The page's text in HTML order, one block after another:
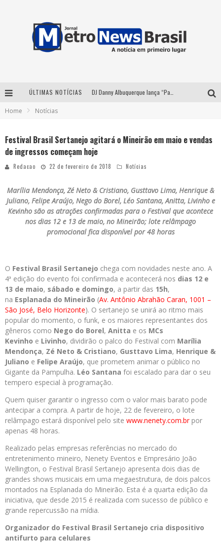
ÚLTIMAS NOTÍCIAS
Home Notícias
Festival Brasil Sertanejo agitará o Mineirão em maio e vendas
de ingressos começam hoje
Redacao 22 de fevereiro de 2018 Notícias
Marília Mendonça, Zé Neto & Cristiano, Gusttavo Lima, Henrique &
Juliano, Felipe Araújo, Nego do Borel, Léo Santana, Anitta, Livinho e
Kevinho são as atrações confirmadas para o Festival que acontece
nos dias 12 e 13 de maio, no Mineirão; lote relâmpago
promocional fica disponível por 48 horas
O Festival Brasil Sertanejo chega com novidades neste ano. A
4ª edição do evento foi confirmada e acontecerá nos dias 12 e
13 de maio, sábado e domingo, a partir das 15h,
na Esplanada do Mineirão (Av. Antônio Abrahão Caran, 1001 –
São José, Belo Horizonte). O sertanejo se unirá ao ritmo mais
popular do momento, o funk, e os maiores representantes dos
gêneros como Nego do Borel, Anitta e os MCs
Kevinho e Livinho, dividirão o palco do Festival com Marília
Mendonça, Zé Neto & Cristiano, Gusttavo Lima, Henrique &
Juliano e Felipe Araújo, que prometem animar o público no
Gigante da Pampulha. Léo Santana foi escalado para dar o seu
tempero especial à programação.
Quem quiser garantir o ingresso com o valor mais barato pode
antecipar a compra. A partir de hoje, 22 de fevereiro, o lote
relâmpago estará disponível pelo site www.nenety.com.brpor
apenas 48 horas.
Realizado pelas empresas referências no mercado do
entretenimento mineiro, Nenety Eventos e Empresário João
Wellington, o Festival Brasil Sertanejo apresenta dois dias de
grandes shows musicais em uma megaestrutura, de dois palcos
montados na Esplanada do Mineirão. Esta é a quarta edição da
iniciativa, que desde 2015 é realizada com sucesso de público e
grande repercussão na mídia.
Organizador do Festival Brasil Sertanejo cria dispositivo
antifurto para celulares